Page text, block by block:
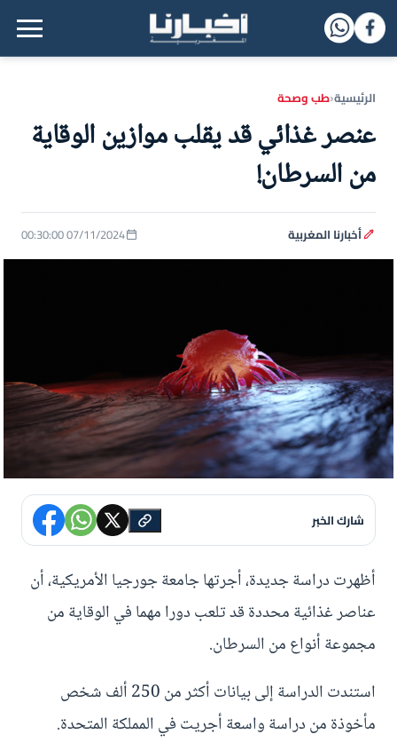
القائمة الرئيسية
الرئيسية‹طب وصحة
عنصر غذائي قد يقلب موازين الوقاية
من السرطان!
أخبارنا المغربية 07/11/2024 00:30:00
شارك الخبر
أظهرت دراسة جديدة، أجرتها جامعة جورجيا الأمريكية، أن
عناصر غذائية محددة قد تلعب دورا مهما في الوقاية من
مجموعة أنواع من السرطان.
استندت الدراسة إلى بيانات أكثر من 250 ألف شخص
مأخوذة من دراسة واسعة أجريت في المملكة المتحدة.